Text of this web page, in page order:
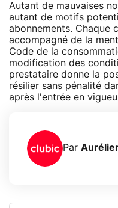
Autant de mauvaises
autant de motifs
abonnements. Chaque
accompagné de la
Code de la
modification des
prestataire donne la
résilier sans pénalité
après l'entrée en
Par